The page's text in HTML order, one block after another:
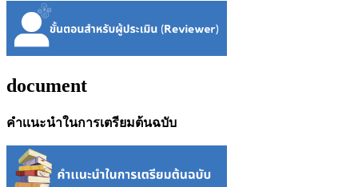
document
คำเเนะนำในการเตรียมต้นฉบับ